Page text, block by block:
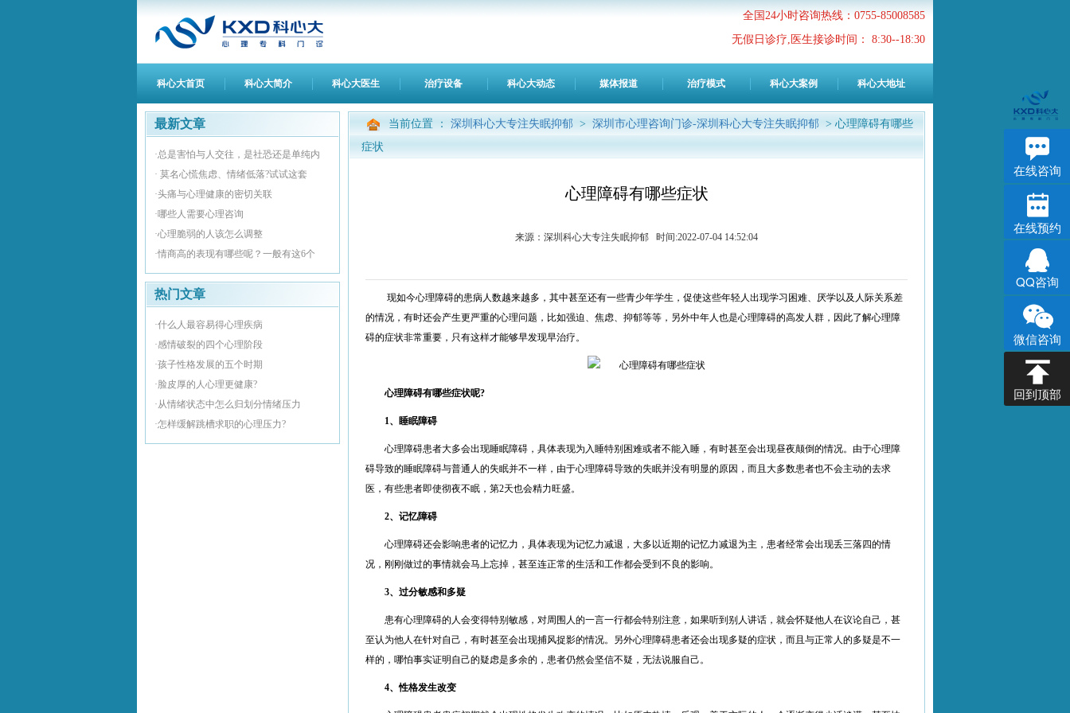
全国24小时咨询热线：0755-85008585
无假日诊疗,医生接诊时间： 8:30--18:30
科心大首页 科心大简介 科心大医生 治疗设备 科心大动态 媒体报道 治疗模式 科心大案例 科心大地址
最新文章
·总是害怕与人交往，是社恐还是单纯内
· 莫名心慌焦虑、情绪低落?试试这套
·头痛与心理健康的密切关联
·哪些人需要心理咨询
·心理脆弱的人该怎么调整
·情商高的表现有哪些呢？一般有这6个
热门文章
·什么人最容易得心理疾病
·感情破裂的四个心理阶段
·孩子性格发展的五个时期
·脸皮厚的人心理更健康?
·从情绪状态中怎么归划分情绪压力
·怎样缓解跳槽求职的心理压力?
当前位置 ： 深圳科心大专注失眠抑郁 > 深圳市心理咨询门诊-深圳科心大专注失眠抑郁 > 心理障碍有哪些
症状
心理障碍有哪些症状
来源：深圳科心大专注失眠抑郁 时间:2022-07-04 14:52:04
现如今心理障碍的患病人数越来越多，其中甚至还有一些青少年学生，促使这些年轻人出现学习困难、厌学以及人际关系差
的情况，有时还会产生更严重的心理问题，比如强迫、焦虑、抑郁等等，另外中年人也是心理障碍的高发人群，因此了解心理障
碍的症状非常重要，只有这样才能够早发现早治疗。
心理障碍有哪些症状呢?
1、睡眠障碍
心理障碍患者大多会出现睡眠障碍，具体表现为入睡特别困难或者不能入睡，有时甚至会出现昼夜颠倒的情况。由于心理障
碍导致的睡眠障碍与普通人的失眠并不一样，由于心理障碍导致的失眠并没有明显的原因，而且大多数患者也不会主动的去求
医，有些患者即使彻夜不眠，第2天也会精力旺盛。
2、记忆障碍
心理障碍还会影响患者的记忆力，具体表现为记忆力减退，大多以近期的记忆力减退为主，患者经常会出现丢三落四的情
况，刚刚做过的事情就会马上忘掉，甚至连正常的生活和工作都会受到不良的影响。
3、过分敏感和多疑
患有心理障碍的人会变得特别敏感，对周围人的一言一行都会特别注意，如果听到别人讲话，就会怀疑他人在议论自己，甚
至认为他人在针对自己，有时甚至会出现捕风捉影的情况。另外心理障碍患者还会出现多疑的症状，而且与正常人的多疑是不一
样的，哪怕事实证明自己的疑虑是多余的，患者仍然会坚信不疑，无法说服自己。
4、性格发生改变
在线咨询
在线预约
QQ咨询
微信咨询
回到顶部